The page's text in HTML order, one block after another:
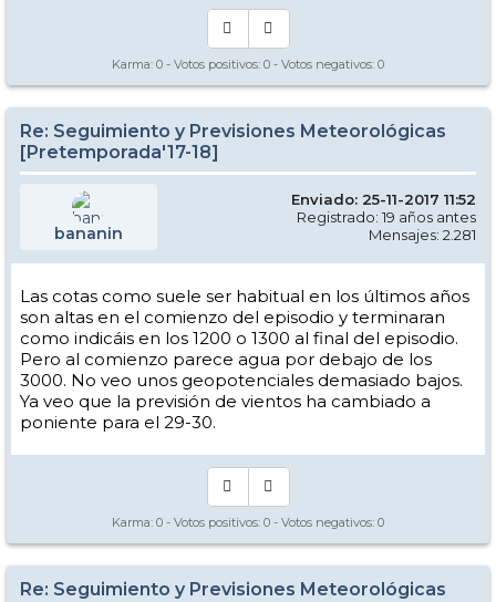
Karma: 0 - Votos positivos: 0 - Votos negativos: 0
Re: Seguimiento y Previsiones Meteorológicas
[Pretemporada'17-18]
bananin
Enviado: 25-11-2017 11:52
Registrado: 19 años antes
Mensajes: 2.281
Las cotas como suele ser habitual en los últimos años
son altas en el comienzo del episodio y terminaran
como indicáis en los 1200 o 1300 al final del episodio.
Pero al comienzo parece agua por debajo de los
3000. No veo unos geopotenciales demasiado bajos.
Ya veo que la previsión de vientos ha cambiado a
poniente para el 29-30.
Karma: 0 - Votos positivos: 0 - Votos negativos: 0
Re: Seguimiento y Previsiones Meteorológicas